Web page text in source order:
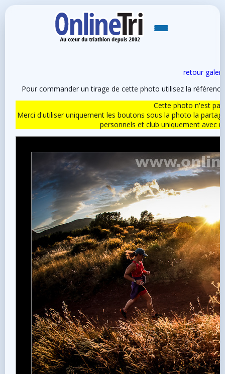
retour
Pour commander un tirage de cette photo utilisez la
Cette photo n'est
Merci d'utiliser uniquement les boutons sous la photo la
personnels et club uniquement avec